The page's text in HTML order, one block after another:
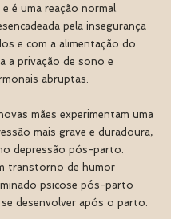
é uma reação normal.
pela insegurança
e com a alimentação do
a privação de sono e
abruptas.
mães experimentam uma
mais grave e duradoura,
depressão pós-parto.
transtorno de humor
psicose pós-parto
desenvolver após o parto.